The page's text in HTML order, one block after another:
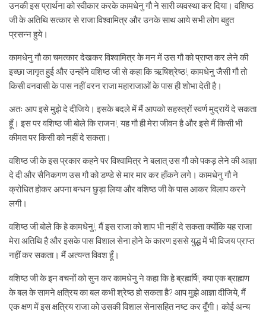
उनकी इस प्रार्थना को स्वीकार करके कामधेनु गौ ने सारी व्यवस्था कर दिया। वशिष्ठ
जी के अतिथि सत्कार से राजा विश्वामित्र और उनके साथ आये सभी लोग बहुत
प्रसन्न हुये।
कामधेनु गौ का चमत्कार देखकर विश्वामित्र के मन में उस गौ को प्राप्त कर लेने की
इच्छा जागृत हुई और उन्होंने वशिष्ठ जी से कहा कि ऋषिश्रेष्ठ!, कामधेनु जैसी गौ तो
किसी वनवासी के पास नहीं वरन राजा महाराजाओं के पास ही शोभा देती है।
अतः आप इसे मुझे दे दीजिये। इसके बदले में मैं आपको सहस्त्रों स्वर्ण मुद्रायें दे सकता
हूँ। इस पर वशिष्ठ जी बोले कि राजन!, यह गौ ही मेरा जीवन है और इसे मैं किसी भी
कीमत पर किसी को नहीं दे सकता।
वशिष्ठ जी के इस प्रकार कहने पर विश्वामित्र ने बलात् उस गौ को पकड़ लेने की आज्ञा
दे दी और सैनिकगण उस गौ को डण्डे से मार मार कर हाँकने लगे। कामधेनु गौ ने
क्रोधित होकर अपना बन्धन छुड़ा लिया और वशिष्ठ जी के पास आकर विलाप करने
लगी।
वशिष्ठ जी बोले कि हे कामधेनु!, मैं इस राजा को शाप भी नहीं दे सकता क्योंकि यह राजा
मेरा अतिथि है और इसके पास विशाल सेना होने के कारण इससे युद्ध में भी विजय प्राप्त
नहीं कर सकता। मैं अत्यन्त विवश हूँ।
वशिष्ठ जी के इन वचनों को सुन कर कामधेनु ने कहा कि हे ब्रह्मर्षि!, क्या एक ब्राह्मण
के बल के सामने क्षत्रिय का बल कभी श्रेष्ठ हो सकता है? आप मुझे आज्ञा दीजिये, मैं
एक क्षण में इस क्षत्रिय राजा को उसकी विशाल सेनासहित नष्ट कर दूँगी। कोई अन्य